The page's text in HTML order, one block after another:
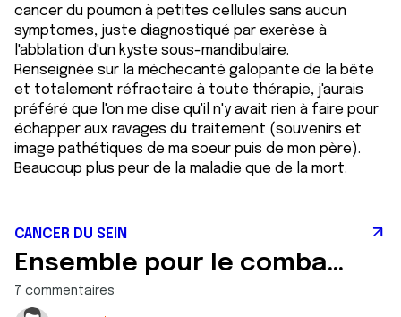
cancer du poumon à petites cellules sans aucun
symptomes, juste diagnostiqué par exerèse à
l'abblation d'un kyste sous-mandibulaire.
Renseignée sur la méchecanté galopante de la bête
et totalement réfractaire à toute thérapie, j'aurais
préféré que l'on me dise qu'il n'y avait rien à faire pour
échapper aux ravages du traitement (souvenirs et
image pathétiques de ma soeur puis de mon père).
Beaucoup plus peur de la maladie que de la mort.
CANCER DU SEIN
Ensemble pour le combattre
7 commentaires